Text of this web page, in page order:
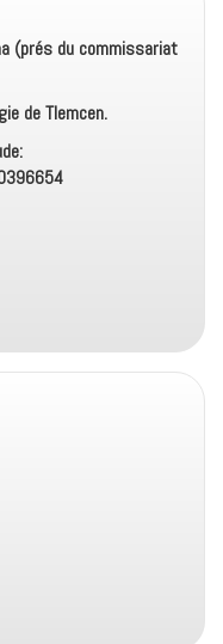
(prés du commissariat
de Tlemcen.